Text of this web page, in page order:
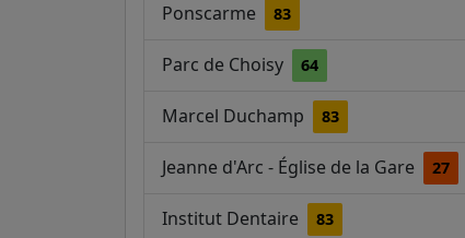
Ponscarme 83
Parc de Choisy 64
Marcel Duchamp 83
Jeanne d'Arc - Église de la Gare 27
Institut Dentaire 83